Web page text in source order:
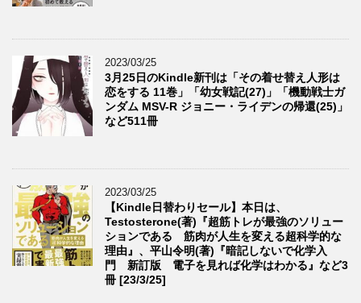
2023/03/25
3月25日のKindle新刊は「その着せ替え人形は
恋をする 11巻」「幼女戦記(27)」「機動戦士ガ
ンダム MSV-R ジョニー・ライデンの帰還(25)」
など511冊
2023/03/25
【Kindle日替わりセール】本日は、
Testosterone(著)『超筋トレが最強のソリュー
ションである 筋肉が人生を変える超科学的な
理由』、平山令明(著)『暗記しないで化学入
門 新訂版 電子を見れば化学はわかる』など3
冊 [23/3/25]